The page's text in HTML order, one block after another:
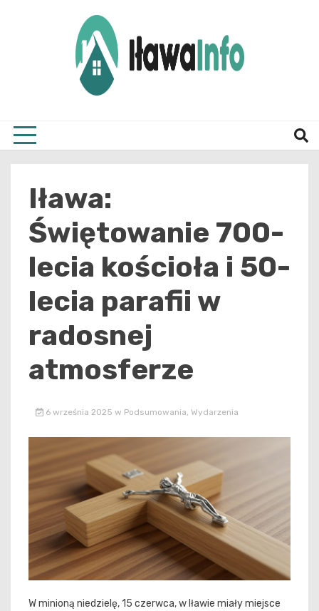
Iława:
Świętowanie 700-
lecia kościoła i 50-
lecia parafii w
radosnej
atmosferze
6 września 2025 w Podsumowania, Wydarzenia
W minioną niedzielę, 15 czerwca, w Iławie miały miejsce